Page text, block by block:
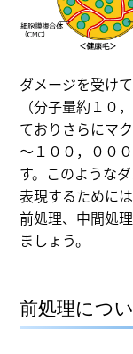
ダメージを受け
（分子量約１０
ておりさらにマ
～１００，００
す。このような
表現するために
前処理、中間処
ましょう。
前処理につ